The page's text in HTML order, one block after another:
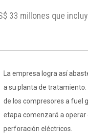
33 millones que
La empresa logra así
a su planta de
de los compresores a fuel
etapa comenzará a operar
perforación eléctricos.